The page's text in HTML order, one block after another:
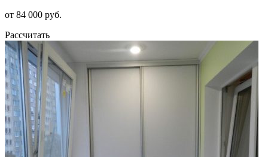
от 84 000 руб.
Рассчитать